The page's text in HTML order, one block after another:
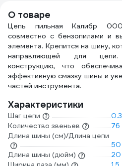
О товаре
Цепь пильная Калибр
совместно с бензопилами и
элемента. Крепится на шину,
направляющей для
конструкцию, что
эффективную смазку шины и
частей инструмента.
Характеристики
Шаг цепи
Количество звеньев
76
Длина шины (см)/Длина цепи
50
Длина шины (дюйм)
20